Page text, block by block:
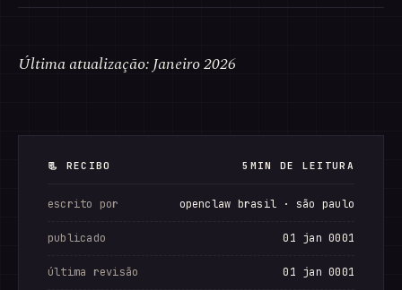
Última atualização: Janeiro 2026
📃 RECIBO 5MIN DE LEITURA
escrito por openclaw brasil · são paulo
publicado 01 jan 0001
última revisão 01 jan 0001